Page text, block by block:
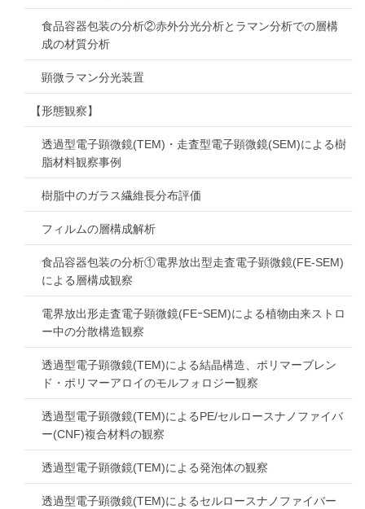
食品容器包装の分析②赤外分光分析とラマン分析での層構
成の材質分析
顕微ラマン分光装置
【形態観察】
透過型電子顕微鏡(TEM)・走査型電子顕微鏡(SEM)による樹
脂材料観察事例
樹脂中のガラス繊維長分布評価
フィルムの層構成解析
食品容器包装の分析①電界放出型走査電子顕微鏡(FE-SEM)
による層構成観察
電界放出形走査電子顕微鏡(FEｰSEM)による植物由来ストロ
ー中の分散構造観察
透過型電子顕微鏡(TEM)による結晶構造、ポリマーブレン
ド・ポリマーアロイのモルフォロジー観察
透過型電子顕微鏡(TEM)によるPE/セルロースナノファイバ
ー(CNF)複合材料の観察
透過型電子顕微鏡(TEM)による発泡体の観察
透過型電子顕微鏡(TEM)によるセルロースナノファイバー